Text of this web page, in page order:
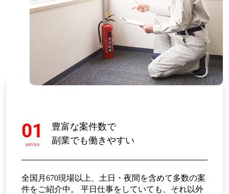
01
service
豊富な案件数で
副業でも働きやすい
全国月670現場以上、土日・夜間を含めて多数の案
件をご紹介中。 平日仕事をしていても、それ以外